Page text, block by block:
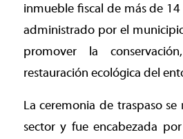
inmueble fiscal de más de 14
administrado por el
promover la
restauración ecológica del
La ceremonia de traspaso
sector y fue encabezada